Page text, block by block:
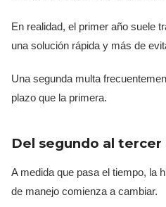
En realidad, el primer año suele
una solución rápida y más de
Una segunda multa
plazo que la primera.
Del segundo al tercer
A medida que pasa el tiempo, la
de manejo comienza a cambiar.